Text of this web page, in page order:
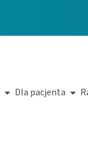
Dla pacjenta